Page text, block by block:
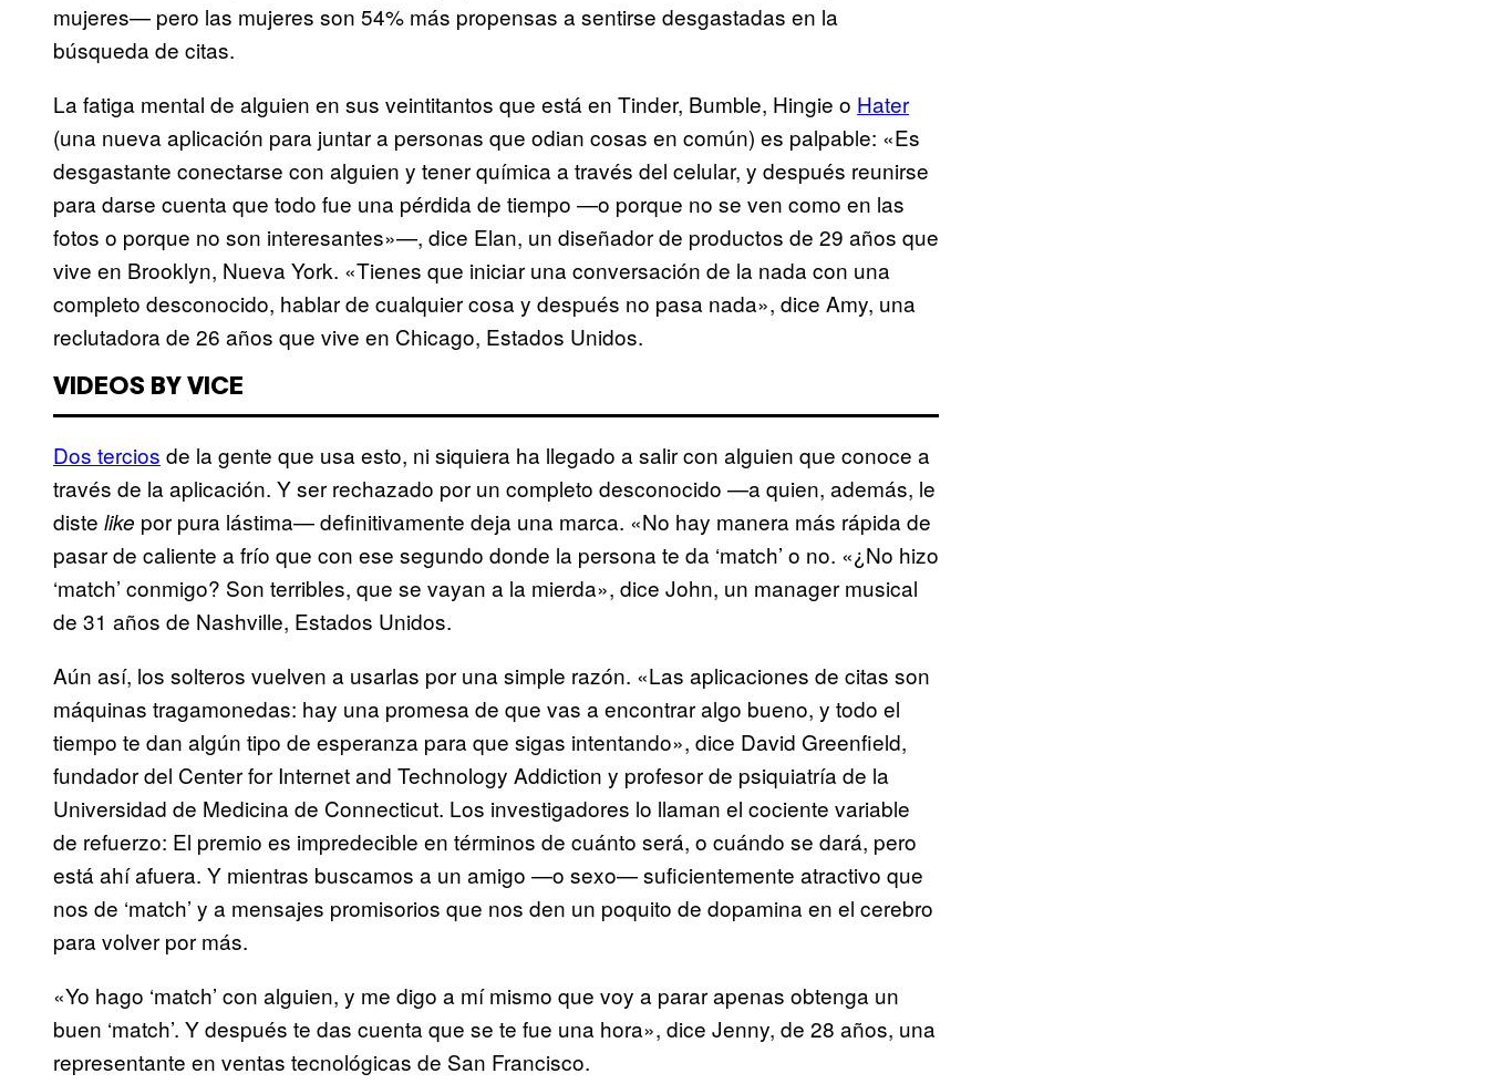
mujeres— pero las mujeres son 54% más propensas a sentirse desgastadas en la
búsqueda de citas.
La fatiga mental de alguien en sus veintitantos que está en Tinder, Bumble, Hingie o Hater
(una nueva aplicación para juntar a personas que odian cosas en común) es palpable: «Es
desgastante conectarse con alguien y tener química a través del celular, y después reunirse
para darse cuenta que todo fue una pérdida de tiempo —o porque no se ven como en las
fotos o porque no son interesantes»—, dice Elan, un diseñador de productos de 29 años que
vive en Brooklyn, Nueva York. «Tienes que iniciar una conversación de la nada con una
completo desconocido, hablar de cualquier cosa y después no pasa nada», dice Amy, una
reclutadora de 26 años que vive en Chicago, Estados Unidos.
VIDEOS BY VICE
Dos tercios de la gente que usa esto, ni siquiera ha llegado a salir con alguien que conoce a
través de la aplicación. Y ser rechazado por un completo desconocido —a quien, además, le
diste like por pura lástima— definitivamente deja una marca. «No hay manera más rápida de
pasar de caliente a frío que con ese segundo donde la persona te da ‘match’ o no. «¿No hizo
‘match’ conmigo? Son terribles, que se vayan a la mierda», dice John, un manager musical
de 31 años de Nashville, Estados Unidos.
Aún así, los solteros vuelven a usarlas por una simple razón. «Las aplicaciones de citas son
máquinas tragamonedas: hay una promesa de que vas a encontrar algo bueno, y todo el
tiempo te dan algún tipo de esperanza para que sigas intentando», dice David Greenfield,
fundador del Center for Internet and Technology Addiction y profesor de psiquiatría de la
Universidad de Medicina de Connecticut. Los investigadores lo llaman el cociente variable
de refuerzo: El premio es impredecible en términos de cuánto será, o cuándo se dará, pero
está ahí afuera. Y mientras buscamos a un amigo —o sexo— suficientemente atractivo que
nos de ‘match’ y a mensajes promisorios que nos den un poquito de dopamina en el cerebro
para volver por más.
«Yo hago ‘match’ con alguien, y me digo a mí mismo que voy a parar apenas obtenga un
buen ‘match’. Y después te das cuenta que se te fue una hora», dice Jenny, de 28 años, una
representante en ventas tecnológicas de San Francisco.